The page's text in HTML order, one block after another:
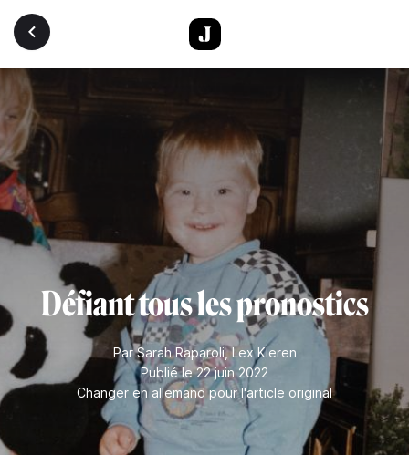
Aller au contenu principal
Défiant tous les pronostics
ParSarah Raparoli,Lex Kleren
Publié le 22 juin 2022
Changer en allemand pour l'article original